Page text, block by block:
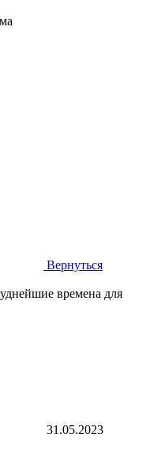
Вернуться
времена для
31.05.2023